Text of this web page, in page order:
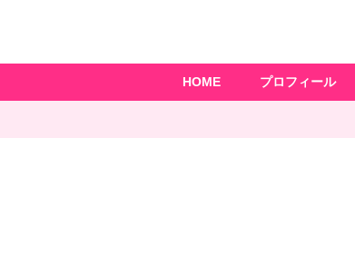
HOME プロフィール